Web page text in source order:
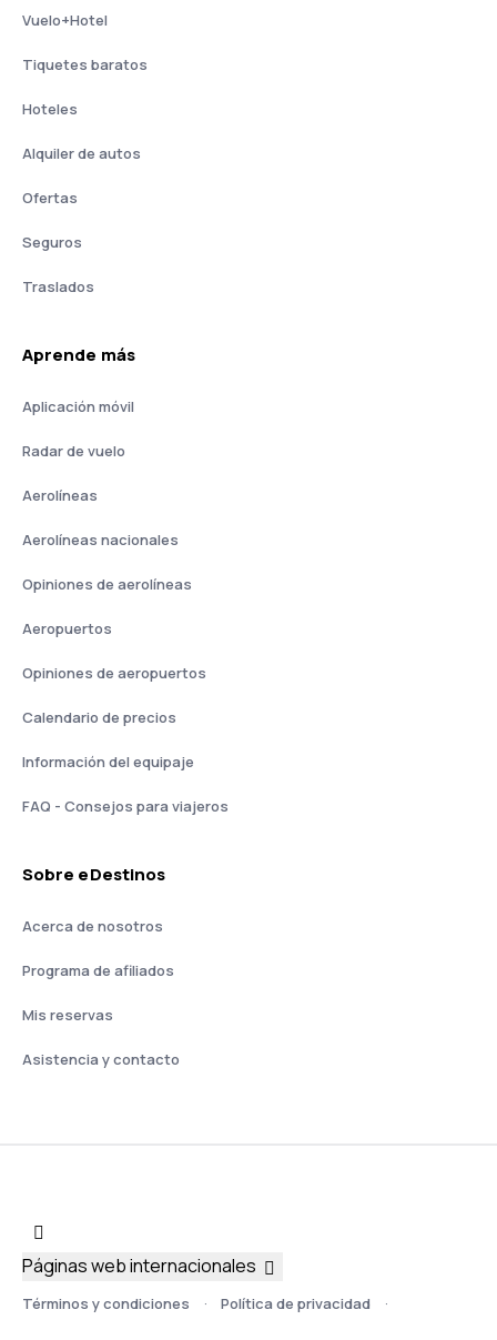
Vuelo+Hotel
Tiquetes baratos
Hoteles
Alquiler de autos
Ofertas
Seguros
Traslados
Aprende más
Aplicación móvil
Radar de vuelo
Aerolíneas
Aerolíneas nacionales
Opiniones de aerolíneas
Aeropuertos
Opiniones de aeropuertos
Calendario de precios
Información del equipaje
FAQ - Consejos para viajeros
Sobre eDestinos
Acerca de nosotros
Programa de afiliados
Mis reservas
Asistencia y contacto
Términos y condiciones Política de privacidad
Páginas web internacionales